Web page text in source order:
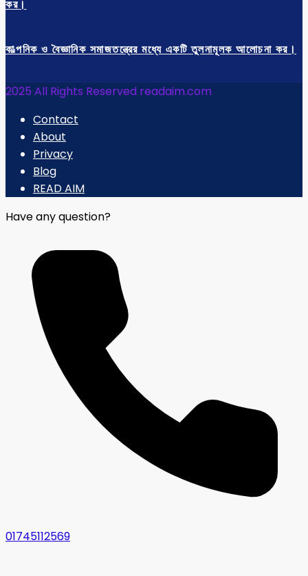
কর।
কাল্পনিক ও বৈজ্ঞানিক সমাজতন্ত্রের মধ্যে একটি তুলনামূলক আলোচনা কর।
2025 All Rights Reserved readaim.com
Contact
About
Privacy
Blog
READ AIM
Have any question?
01745112569